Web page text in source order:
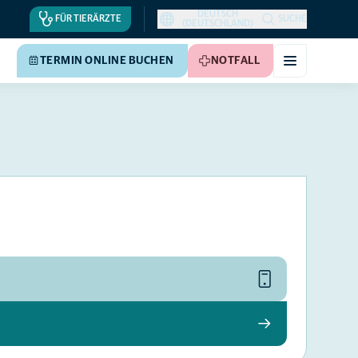
FÜR TIERÄRZTE
DEUTSCH
(DEUTSCHLAND)
SUCHE
TERMIN ONLINE BUCHEN NOTFALL